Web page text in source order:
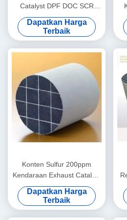
Catalyst DPF DOC SCR
POC EU5 EU6 Modul Empat
Dalam Satu
Dapatkan Harga
Terbaik
Konten Sulfur 200ppm
Kendaraan Exhaust Catalyst
Diesel Dpf Regenerasi Untuk
Generator Kapal
Dapatkan Harga
Terbaik